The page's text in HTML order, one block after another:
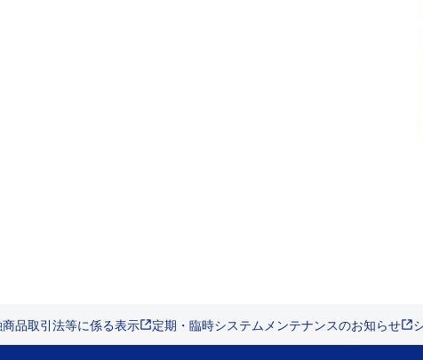
品取引法等に係る表示 定期・臨時システムメンテナンスのお知らせ